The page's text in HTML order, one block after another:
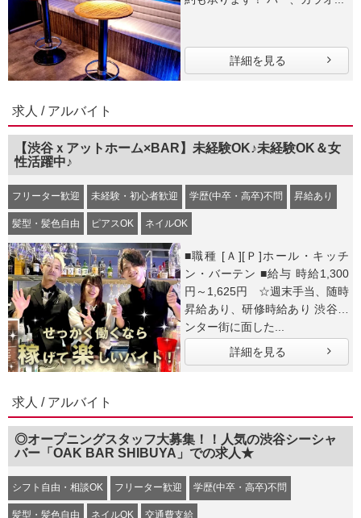
詳細を見る
求人 / アルバイト
【渋谷ｘアットホーム×BAR】未経験OK♪未経験OK＆女
性活躍中♪
フリーター歓迎 未経験・初心者歓迎 学歴(中卒・高卒)不問 昇給あり
髪型・髪色自由 ピアスOK ネイルOK
■職種 [Ａ][Ｐ]ホール・キッチ
ン・バーテン ■給与 時給1,300
円～1,625円 ☆週末手当、随時
昇給あり、研修時給あり 渋谷セ
ンター街に面した...
詳細を見る
求人 / アルバイト
◎オープニングスタッフ大募集！！人気の渋谷シーシャ
バー「OAK BAR SHIBUYA」での求人★
シフト自由・相談OK フリーター歓迎 学歴(中卒・高卒)不問
髪型・髪色自由 ネイルOK 交通費支給